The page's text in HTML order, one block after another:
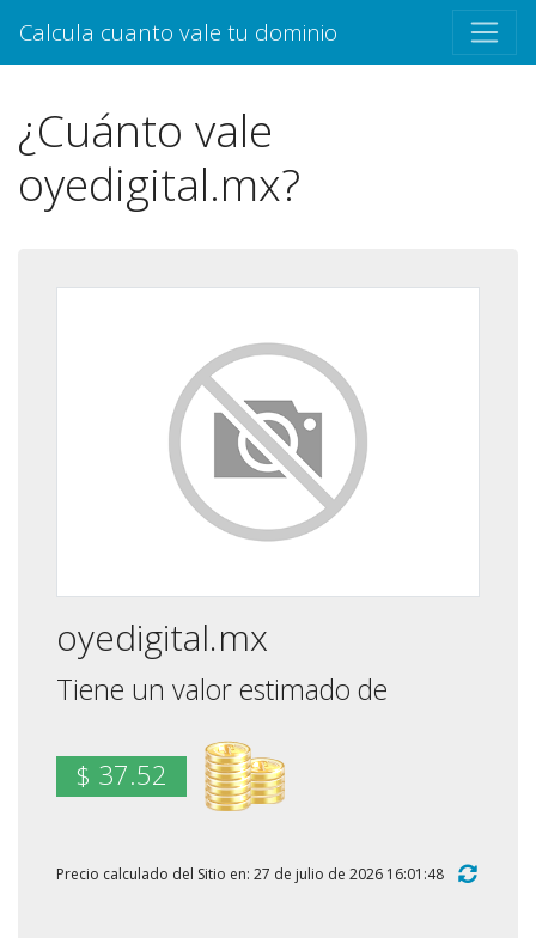
Calcula cuanto vale tu dominio
¿Cuánto vale
oyedigital.mx?
oyedigital.mx
Tiene un valor estimado de
$ 37.52
Precio calculado del Sitio en: 27 de julio de 2026 16:01:48